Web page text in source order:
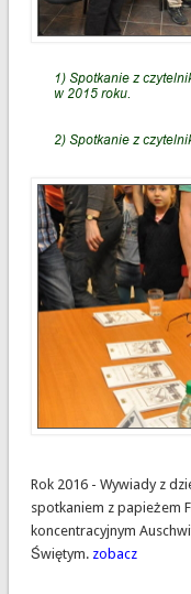
Rok 2016 - Wywiady z
spotkaniem z papieżem
koncentracyjnym
Świętym. zobacz